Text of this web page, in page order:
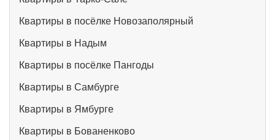
Квартиры в посёлке Новозаполярный
Квартиры в Надым
Квартиры в посёлке Пангоды
Квартиры в Самбурге
Квартиры в Ямбурге
Квартиры в Бованенково